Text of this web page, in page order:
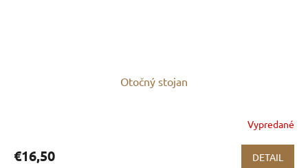
Otočný stojan
Vypredané
€16,50 DETAIL